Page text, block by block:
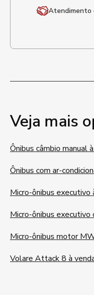
Atendimento
Veja mais
Ônibus câmbio manual
Ônibus com ar-
Micro-ônibus executivo
Micro-ônibus executivo
Micro-ônibus motor
Volare Attack 8 à